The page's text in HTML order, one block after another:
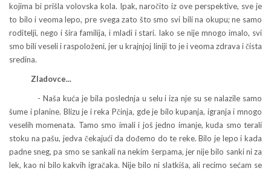
kojima bi prišla volovska kola. Ipak, naročito iz ove perspektive, sve je
to bilo i veoma lepo, pre svega zato što smo svi bili na okupu; ne samo
roditelji, nego i šira familija, i mladi i stari. Iako se nije mnogo imalo, svi
smo bili veseli i raspoloženi, jer u krajnjoj liniji to je i veoma zdrava i čista
sredina.
Zladovce...
- Naša kuća je bila poslednja u selu i iza nje su se nalazile samo
šume i planine. Blizu je i reka Pčinja, gde je bilo kupanja, igranja i mnogo
veselih momenata. Tamo smo imali i još jedno imanje, kuda smo terali
stoku na pašu, jedva čekajući da dođemo do te reke. Bilo je lepo i kada
padne sneg, pa smo se sankali na nekim šerpama, jer nije bilo sanki ni za
lek, kao ni bilo kakvih igračaka. Nije bilo ni slatkiša, ali recimo sećam se